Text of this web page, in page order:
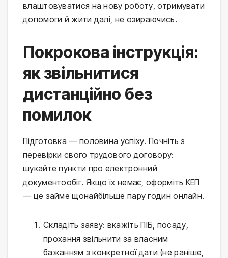
влаштовуватися на нову роботу, отримувати
допомоги й жити далі, не озираючись.
Покрокова інструкція:
як звільнитися
дистанційно без
помилок
Підготовка — половина успіху. Почніть з
перевірки свого трудового договору:
шукайте пункти про електронний
документообіг. Якщо їх немає, оформіть КЕП
— це займе щонайбільше пару годин онлайн.
Складіть заяву: вкажіть ПІБ, посаду,
прохання звільнити за власним
бажанням з конкретної дати (не раніше,